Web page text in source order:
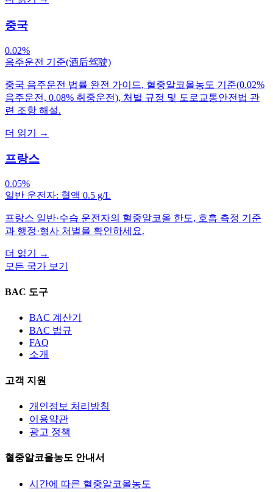
중국
0.02%
음주운전 기준(酒后驾驶)
중국 음주운전 법률 완전 가이드, 혈중알코올농도 기준(0.02%
음주운전, 0.08% 취중운전), 처벌 규정 및 도로교통안전법 관
련 조항 해설.
더 읽기 →
프랑스
0.05%
일반 운전자: 혈액 0.5 g/L
프랑스 일반·수습 운전자의 혈중알코올 한도, 호흡 측정 기준
과 행정·형사 처벌을 확인하세요.
더 읽기
→
모든 국가 보기
BAC 도구
BAC 계산기
BAC 법규
FAQ
소개
고객 지원
개인정보 처리방침
이용약관
광고 정책
혈중알코올농도 안내서
시간에 따른 혈중알코올농도